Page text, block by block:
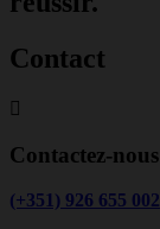
Contact
Contactez-nous
(+351) 926 655 002